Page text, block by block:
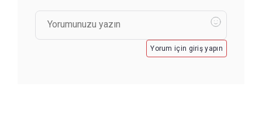
Yorum için giriş yapın